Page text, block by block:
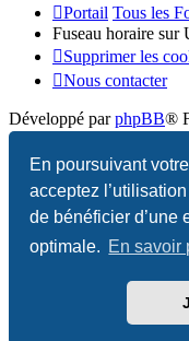
En poursuivant
acceptez
de bénéficier d’une
optimale. En
Portail Tous les
Fuseau horaire sur
Supprimer les
Nous contacter
Développé parphpBB®
Traduction française
Confidentialité |